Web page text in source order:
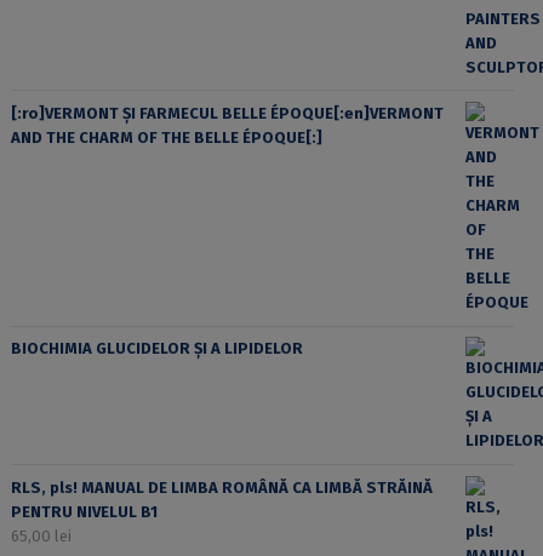
[:ro]VERMONT ȘI FARMECUL BELLE ÉPOQUE[:en]VERMONT
AND THE CHARM OF THE BELLE ÉPOQUE[:]
BIOCHIMIA GLUCIDELOR ȘI A LIPIDELOR
RLS, pls! MANUAL DE LIMBA ROMÂNĂ CA LIMBĂ STRĂINĂ
PENTRU NIVELUL B1
65,00 lei